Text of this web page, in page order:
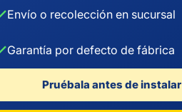
Envío o recolección en sucursal
Garantía por defecto de fábrica
Pruébala antes de instalar